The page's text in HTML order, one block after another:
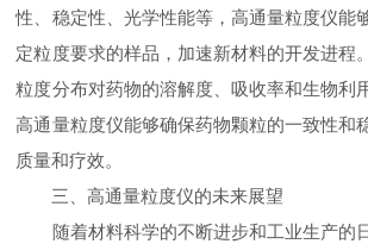
性、稳定性、光学性能等，高通量粒度仪能
定粒度要求的样品，加速新材料的开发进程
粒度分布对药物的溶解度、吸收率和生物利
高通量粒度仪能够确保药物颗粒的一致性和
质量和疗效。
三、高通量粒度仪的未来展望
随着材料科学的不断进步和工业生产的